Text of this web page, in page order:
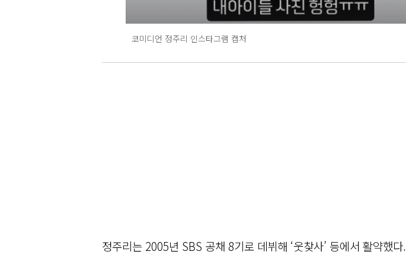
코미디언 정주리 인스타그램 캡처
정주리는 2005년 SBS 공채 8기로 데뷔해 ‘웃찾사’ 등에서 활약했다.